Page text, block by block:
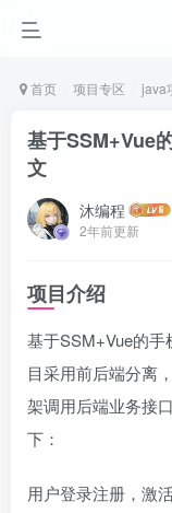
首页 项目专区 java
基于SSM+Vue
文
沐编程
2年前更新
项目介绍
基于SSM+Vue的
目采用前后端分离
架调用后端业务接
下：
用户登录注册，激